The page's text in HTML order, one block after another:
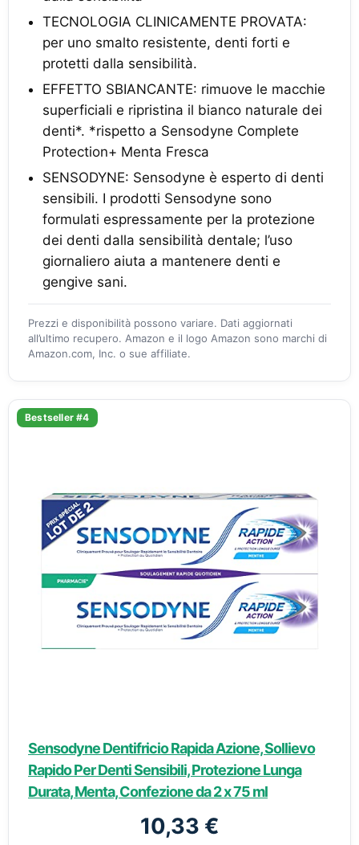
TECNOLOGIA CLINICAMENTE PROVATA:
per uno smalto resistente, denti forti e
protetti dalla sensibilità.
EFFETTO SBIANCANTE: rimuove le macchie
superficiali e ripristina il bianco naturale dei
denti*. *rispetto a Sensodyne Complete
Protection+ Menta Fresca
SENSODYNE: Sensodyne è esperto di denti
sensibili. I prodotti Sensodyne sono
formulati espressamente per la protezione
dei denti dalla sensibilità dentale; l’uso
giornaliero aiuta a mantenere denti e
gengive sani.
Prezzi e disponibilità possono variare. Dati aggiornati
all’ultimo recupero. Amazon e il logo Amazon sono marchi di
Amazon.com, Inc. o sue affiliate.
Bestseller #4
Sensodyne Dentifricio Rapida Azione, Sollievo
Rapido Per Denti Sensibili, Protezione Lunga
Durata, Menta, Confezione da 2 x 75 ml
10,33 €